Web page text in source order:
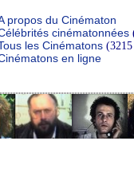
propos du Cinématon
cinématonnées
les Cinématons
en ligne